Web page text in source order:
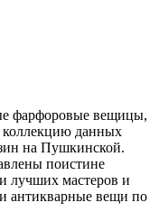
фарфоровые вещицы,
коллекцию данных
на Пушкинской.
поистине
лучших мастеров и
антикварные вещи по